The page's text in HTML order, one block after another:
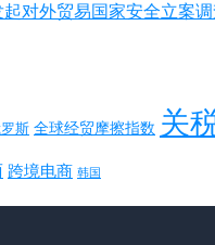
对外贸易国家安全立案调
斯 全球经贸摩擦指数 关
跨境电商 韩国